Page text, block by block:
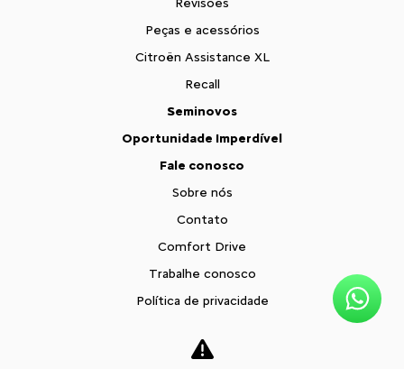
Revisões
Peças e acessórios
Citroën Assistance XL
Recall
Seminovos
Oportunidade Imperdível
Fale conosco
Sobre nós
Contato
Comfort Drive
Trabalhe conosco
Política de privacidade
Blog